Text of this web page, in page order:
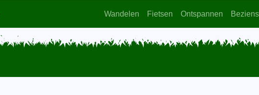
Wandelen Fietsen Ontspannen